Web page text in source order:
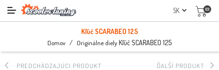
(0)
Kľúč SCARABEO 125
Domov / Originálne dielyKľúč SCARABEO 125
PREDCHÁDZAJÚCI PRODUKT ĎALŠÍ PRODUKT